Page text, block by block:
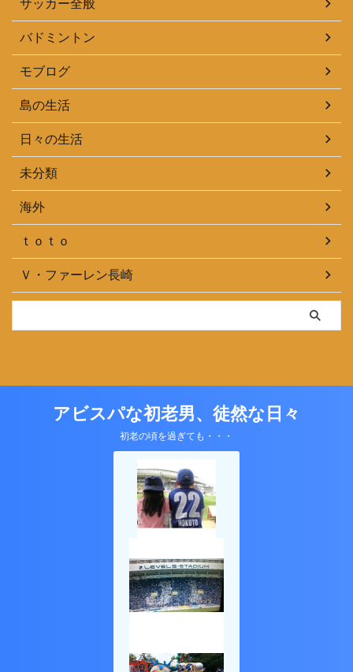
バドミントン
モブログ
島の生活
日々の生活
未分類
海外
ｔｏｔｏ
Ｖ・ファーレン長崎
アビスパな初老男、徒然な日々
初老の頃を過ぎても・・・